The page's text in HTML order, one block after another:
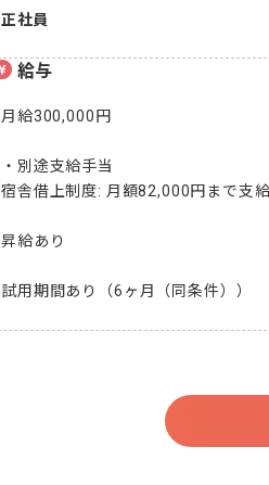
正社員
給与
月給300,000円
・別途支給手当
宿舎借上制度: 月額82,000円まで支
昇給あり
試用期間あり（6ヶ月（同条件））